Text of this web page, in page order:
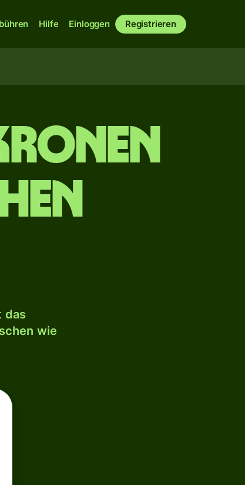
Hilfe Einloggen Registrieren
das
wie